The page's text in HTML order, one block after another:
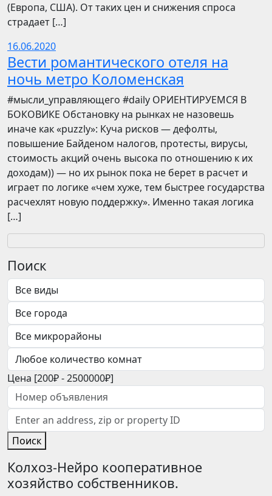
(Европа, США). От таких цен и снижения спроса
страдает […]
16.06.2020
Вести романтического отеля на
ночь метро Коломенская
​​#мысли_управляющего #daily ОРИЕНТИРУЕМСЯ В
БОКОВИКЕ Обстановку на рынках не назовешь
иначе как «puzzly»: Куча рисков — дефолты,
повышение Байденом налогов, протесты, вирусы,
стоимость акций очень высока по отношению к их
доходам)) — но их рынок пока не берет в расчет и
играет по логике «чем хуже, тем быстрее государства
расчехлят новую поддержку». Именно такая логика
[…]
Поиск
Цена [200₽-2500000₽]
Поиск
Колхоз-Нейро кооперативное
хозяйство собственников.